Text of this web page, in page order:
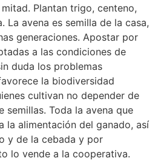
Plantan trigo, centeno,
La avena es semilla de la casa,
generaciones. Apostar por
a las condiciones de
duda los problemas
la biodiversidad
cultivan no depender de
semillas. Toda la avena que
la alimentación del ganado, así
y de la cebada y por
lo vende a la cooperativa.